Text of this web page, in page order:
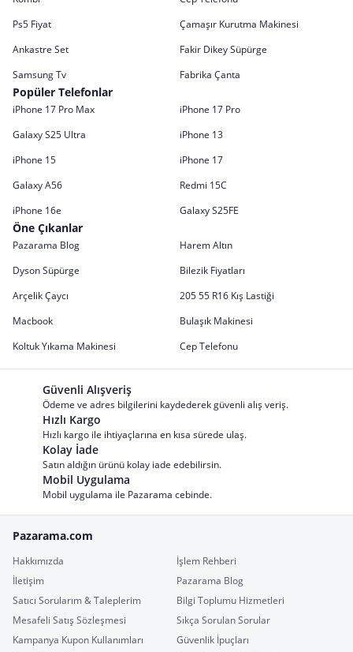
Ps5 Fiyat
Çamaşır Kurutma Makinesi
Ankastre Set
Fakir Dikey Süpürge
Samsung Tv
Fabrika Çanta
Popüler Telefonlar
iPhone 17 Pro Max
iPhone 17 Pro
Galaxy S25 Ultra
iPhone 13
iPhone 15
iPhone 17
Galaxy A56
Redmi 15C
iPhone 16e
Galaxy S25FE
Öne Çıkanlar
Pazarama Blog
Harem Altın
Dyson Süpürge
Bilezik Fiyatları
Arçelik Çaycı
205 55 R16 Kış Lastiği
Macbook
Bulaşık Makinesi
Koltuk Yıkama Makinesi
Cep Telefonu
Güvenli Alışveriş
Ödeme ve adres bilgilerini kaydederek güvenli alış veriş.
Hızlı Kargo
Hızlı kargo ile ihtiyaçlarına en kısa sürede ulaş.
Kolay İade
Satın aldığın ürünü kolay iade edebilirsin.
Mobil Uygulama
Mobil uygulama ile Pazarama cebinde.
Pazarama.com
Hakkımızda
İşlem Rehberi
İletişim
Pazarama Blog
Satıcı Sorularım & Taleplerim
Bilgi Toplumu Hizmetleri
Mesafeli Satış Sözleşmesi
Sıkça Sorulan Sorular
Kampanya Kupon Kullanımları
Güvenlik İpuçları